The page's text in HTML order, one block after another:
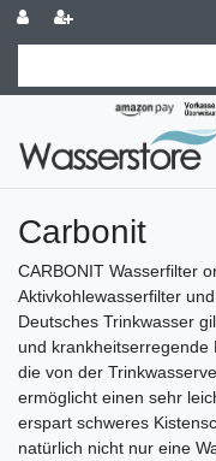
Carbonit
CARBONIT Wasserfilter
Aktivkohlewasserfilter
Deutsches Trinkwasser
und
die von der
ermöglicht einen sehr
erspart schweres
natürlich nicht nur eine